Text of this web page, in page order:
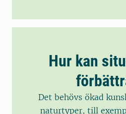
Hur kan
Det behövs ökad
naturtyper, till